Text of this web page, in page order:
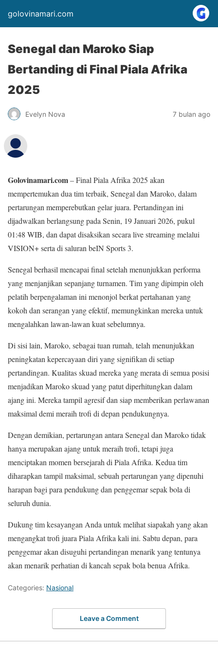
golovinamari.com
Senegal dan Maroko Siap
Bertanding di Final Piala Afrika
2025
Evelyn Nova 7 bulan ago
Golovinamari.com– Final Piala Afrika 2025 akan
mempertemukan dua tim terbaik, Senegal dan Maroko, dalam
pertarungan memperebutkan gelar juara. Pertandingan ini
dijadwalkan berlangsung pada Senin, 19 Januari 2026, pukul
01:48 WIB, dan dapat disaksikan secara live streaming melalui
VISION+ serta di saluran beIN Sports 3.
Senegal berhasil mencapai final setelah menunjukkan performa
yang menjanjikan sepanjang turnamen. Tim yang dipimpin oleh
pelatih berpengalaman ini menonjol berkat pertahanan yang
kokoh dan serangan yang efektif, memungkinkan mereka untuk
mengalahkan lawan-lawan kuat sebelumnya.
Di sisi lain, Maroko, sebagai tuan rumah, telah menunjukkan
peningkatan kepercayaan diri yang signifikan di setiap
pertandingan. Kualitas skuad mereka yang merata di semua posisi
menjadikan Maroko skuad yang patut diperhitungkan dalam
ajang ini. Mereka tampil agresif dan siap memberikan perlawanan
maksimal demi meraih trofi di depan pendukungnya.
Dengan demikian, pertarungan antara Senegal dan Maroko tidak
hanya merupakan ajang untuk meraih trofi, tetapi juga
menciptakan momen bersejarah di Piala Afrika. Kedua tim
diharapkan tampil maksimal, sebuah pertarungan yang dipenuhi
harapan bagi para pendukung dan penggemar sepak bola di
seluruh dunia.
Dukung tim kesayangan Anda untuk melihat siapakah yang akan
mengangkat trofi juara Piala Afrika kali ini. Sabtu depan, para
penggemar akan disuguhi pertandingan menarik yang tentunya
akan menarik perhatian di kancah sepak bola benua Afrika.
Categories: Nasional
Leave a Comment